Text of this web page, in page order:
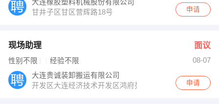
大连橡胶塑料机械股份有限公司
甘井子区甘区营辉路18号
申请
现场助理 面议
性别不限 经验不限
08-07
大连贵诚装卸搬运有限公司
开发区大连经济技术开发区鸿府苑1-21号
申请